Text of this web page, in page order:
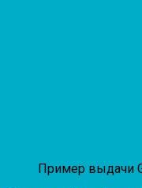
Пример выдачи